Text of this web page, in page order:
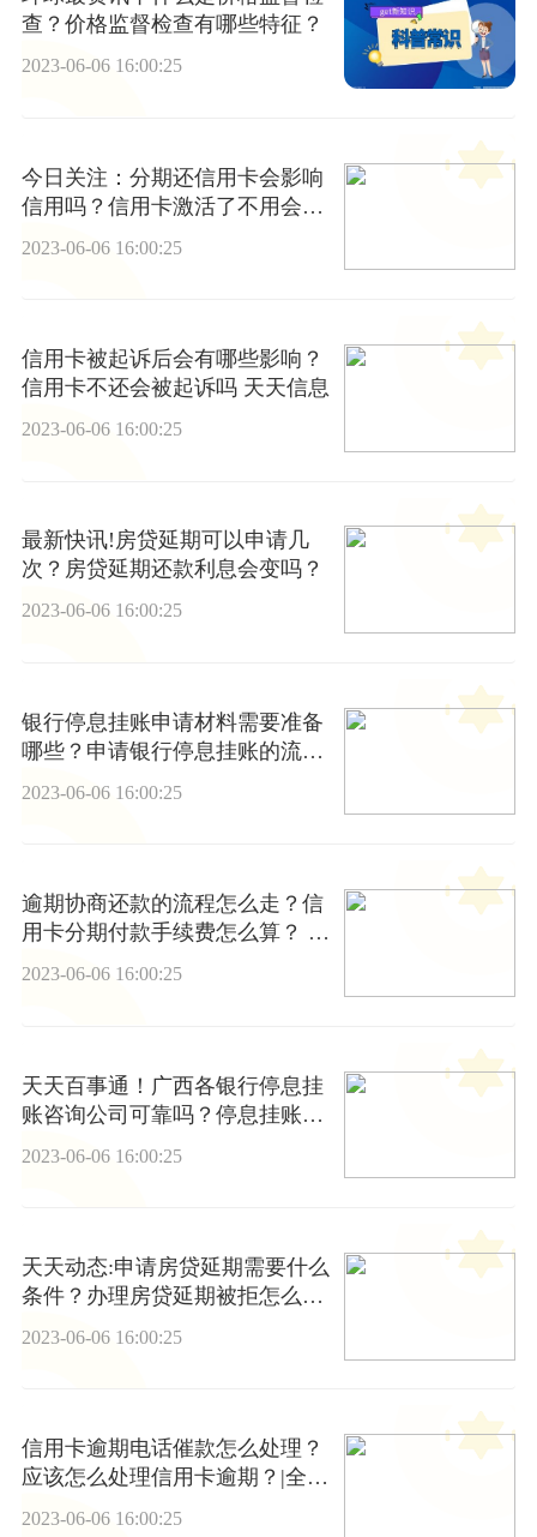
查？价格监督检查有哪些特征？
2023-06-06 16:00:25
今日关注：分期还信用卡会影响
信用吗？信用卡激活了不用会怎
2023-06-06 16:00:25
信用卡被起诉后会有哪些影响？
信用卡不还会被起诉吗 天天信息
2023-06-06 16:00:25
最新快讯!房贷延期可以申请几
次？房贷延期还款利息会变吗？
2023-06-06 16:00:25
银行停息挂账申请材料需要准备
哪些？申请银行停息挂账的流程
2023-06-06 16:00:25
逾期协商还款的流程怎么走？信
用卡分期付款手续费怎么算？ 观
焦点
2023-06-06 16:00:25
天天百事通！广西各银行停息挂
账咨询公司可靠吗？停息挂账容
2023-06-06 16:00:25
天天动态:申请房贷延期需要什么
条件？办理房贷延期被拒怎么
2023-06-06 16:00:25
信用卡逾期电话催款怎么处理？
应该怎么处理信用卡逾期？|全球
观速讯
2023-06-06 16:00:25